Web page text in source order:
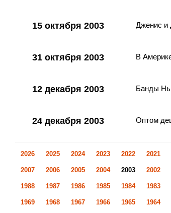
15 октября 2003 Дженис и
31 октября 2003 В
12 декабря 2003 Банды
24 декабря 2003 Оптом
2026 2025 2024 2023 2022 2021
2007 2006 2005 2004 2003 2002
1988 1987 1986 1985 1984 1983
1969 1968 1967 1966 1965 1964